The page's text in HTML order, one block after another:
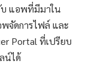
แอพที่มีมาใน
จัดการไฟล์ และ
Portal ที่เปรียบ
น์ได้